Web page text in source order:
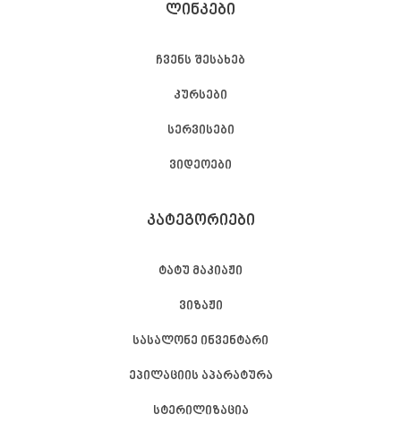
ᲚᲘᲜᲙᲔᲑᲘ
ჩვენს შესახებ
კურსები
სერვისები
ვიდეოები
ᲙᲐᲢᲔᲒᲝᲠᲘᲔᲑᲘ
ტატუ მაკიაჟი
ვიზაჟი
სასალონე ინვენტარი
ეპილაციის აპარატურა
სტერილიზაცია